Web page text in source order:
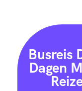
Busreis
Dagen